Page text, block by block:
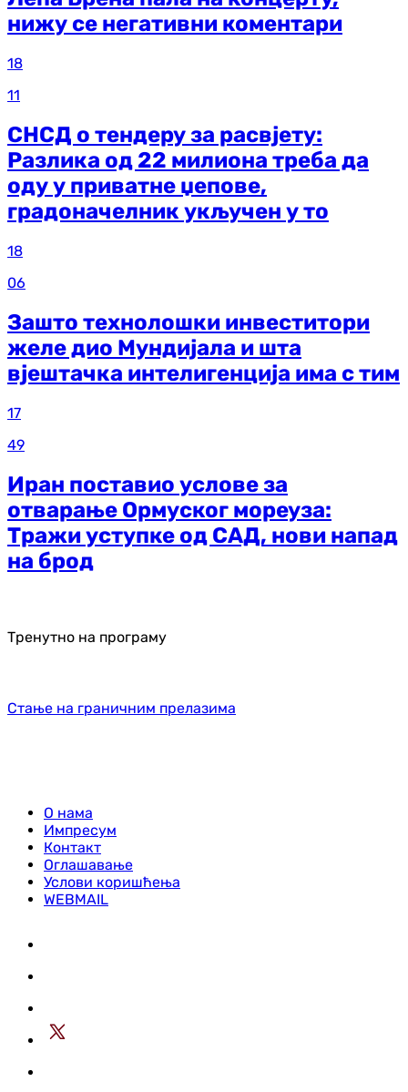
нижу се негативни коментари
18
11
СНСД о тендеру за расвјету:
Разлика од 22 милиона треба да
оду у приватне џепове,
градоначелник укључен у то
18
06
Зашто технолошки инвеститори
желе дио Мундијала и шта
вјештачка интелигенција има с тим
17
49
Иран поставио услове за
отварање Ормуског мореуза:
Тражи уступке од САД, нови напад
на брод
Тренутно на програму
Стање на граничним прелазима
О нама
Импресум
Контакт
Оглашавање
Услови коришћења
WEBMAIL